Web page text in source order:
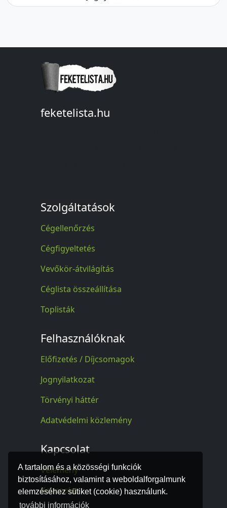
A tartalom és a közösségi funkciók
biztosításához, valamint a weboldalforgalmunk
elemzéséhez sütiket (cookie) használunk.
további információk
feketelista.hu
Szolgáltatások
Cégellenőrzés
Cégfigyeltetés
Vevőkör-átvilágítás
Céglista összeállítása
Toplisták
Felhasználóknak
Előfizetés / Díjcsomagok
Jognyilatkozat
Törvényi háttér
Adatvédelmi közlemény
Kapcsolat
Vélemény
Kapcsolat